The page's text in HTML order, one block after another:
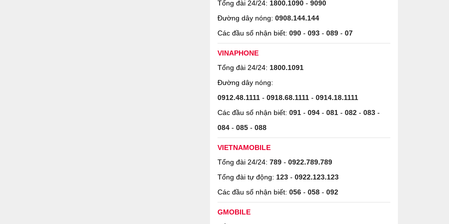
Tổng đài 24/24: 1800.1090 - 9090
Đường dây nóng: 0908.144.144
Các đầu số nhận biết: 090 - 093 - 089 - 07
VINAPHONE
Tổng đài 24/24: 1800.1091
Đường dây nóng:
0912.48.1111 - 0918.68.1111 - 0914.18.1111
Các đầu số nhận biết: 091 - 094 - 081 - 082 - 083 -
084 - 085 - 088
VIETNAMOBILE
Tổng đài 24/24: 789 - 0922.789.789
Tổng đài tự động: 123 - 0922.123.123
Các đầu số nhận biết: 056 - 058 - 092
GMOBILE